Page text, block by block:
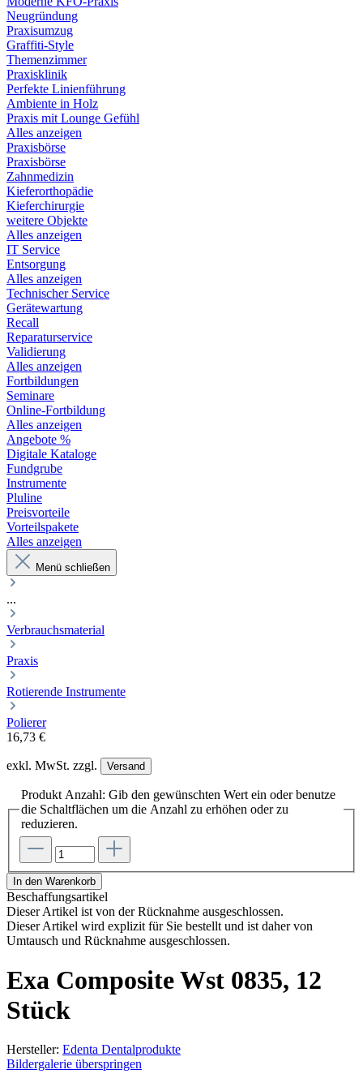
Neugründung
Praxisumzug
Graffiti-Style
Themenzimmer
Praxisklinik
Perfekte Linienführung
Ambiente in Holz
Praxis mit Lounge Gefühl
Alles anzeigen
Praxisbörse
Praxisbörse
Zahnmedizin
Kieferorthopädie
Kieferchirurgie
weitere Objekte
Alles anzeigen
IT Service
Entsorgung
Alles anzeigen
Technischer Service
Gerätewartung
Recall
Reparaturservice
Validierung
Alles anzeigen
Fortbildungen
Seminare
Online-Fortbildung
Alles anzeigen
Angebote %
Digitale Kataloge
Fundgrube
Instrumente
Pluline
Preisvorteile
Vorteilspakete
Alles anzeigen
Menü schließen
...
Verbrauchsmaterial
Praxis
Rotierende Instrumente
Polierer
16,73 €
exkl. MwSt. zzgl. Versand
Produkt Anzahl: Gib den gewünschten Wert ein oder benutze
die Schaltflächen um die Anzahl zu erhöhen oder zu
reduzieren.
In den Warenkorb
Beschaffungsartikel
Dieser Artikel ist von der Rücknahme ausgeschlossen.
Dieser Artikel wird explizit für Sie bestellt und ist daher von
Umtausch und Rücknahme ausgeschlossen.
Exa Composite Wst 0835, 12
Stück
Hersteller: Edenta Dentalprodukte
Bildergalerie überspringen